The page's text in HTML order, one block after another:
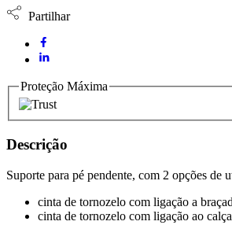
Partilhar
Proteção Máxima
Descrição
Suporte para pé pendente, com 2 opções de
cinta de tornozelo com ligação a
cinta de tornozelo com ligação ao